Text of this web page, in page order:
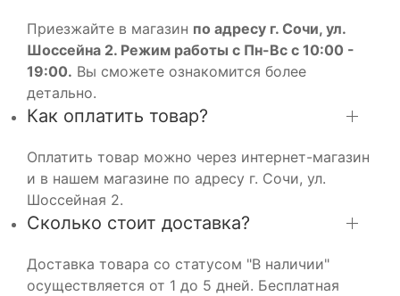
Приезжайте в магазин по адресу г. Сочи, ул.
Шоссейна 2. Режим работы с Пн-Вс с 10:00 -
19:00. Вы сможете ознакомится более
детально.
Как оплатить товар?
Оплатить товар можно через интернет-магазин
и в нашем магазине по адресу г. Сочи, ул.
Шоссейная 2.
Сколько стоит доставка?
Доставка товара со статусом "В наличии"
осуществляется от 1 до 5 дней. Бесплатная